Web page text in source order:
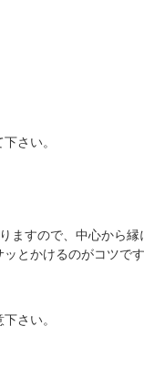
さい。
すので、中心から縁
とかけるのがコツで
さい。